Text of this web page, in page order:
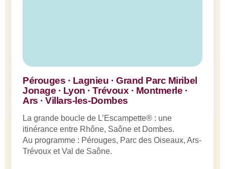
Pérouges · Lagnieu · Grand Parc Miribel
Jonage · Lyon · Trévoux · Montmerle ·
Ars · Villars-les-Dombes
La grande boucle de L’Escampette® : une
itinérance entre Rhône, Saône et Dombes.
Au programme : Pérouges, Parc des Oiseaux, Ars-
Trévoux et Val de Saône.